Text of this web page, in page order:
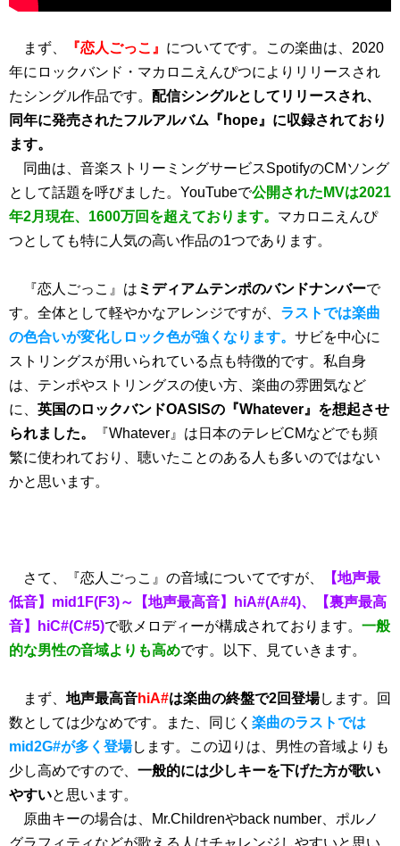
まず、 『恋人ごっこ』 についてです。この楽曲は、2020
年にロックバンド・マカロニえんぴつによりリリースされ
たシングル作品です。 配信シングルとしてリリースされ、
同年に発売されたフルアルバム『hope』に収録されており
ます。
同曲は、音楽ストリーミングサービスSpotifyのCMソング
として話題を呼びました。YouTubeで公開されたMVは2021
年2月現在、1600万回を超えております。 マカロニえんぴ
つとしても特に人気の高い作品の1つであります。
『恋人ごっこ』は ミディアムテンポのバンドナンバーで
す。全体として軽やかなアレンジですが、 ラストでは楽曲
の色合いが変化しロック色が強くなります。 サビを中心に
ストリングスが用いられている点も特徴的です。私自身
は、テンポやストリングスの使い方、楽曲の雰囲気など
に、 英国のロックバンドOASISの『Whatever』を想起させ
られました。
『Whatever』は日本のテレビCMなどでも頻
繁に使われており、聴いたことのある人も多いのではない
かと思います。
さて、『恋人ごっこ』の音域についてですが、
【地声最
低音】mid1F(F3)～【地声最高音】hiA#(A#4)、【裏声最高
音】hiC#(C#5)で歌メロディーが構成されております。 一般
的な男性の音域よりも高めです。以下、見ていきます。
まず、 地声最高音hiA#は楽曲の終盤で2回登場します。回
数としては少なめです。また、同じく 楽曲のラストでは
mid2G#が多く登場します。この辺りは、男性の音域よりも
少し高めですので、 一般的には少しキーを下げた方が歌い
やすいと思います。
原曲キーの場合は、Mr.Childrenやback number、ポルノ
グラフィティなどが歌える人はチャレンジしやすいと思い